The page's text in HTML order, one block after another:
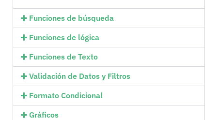
Funciones de búsqueda
Funciones de lógica
Funciones de Texto
Validación de Datos y Filtros
Formato Condicional
Gráficos